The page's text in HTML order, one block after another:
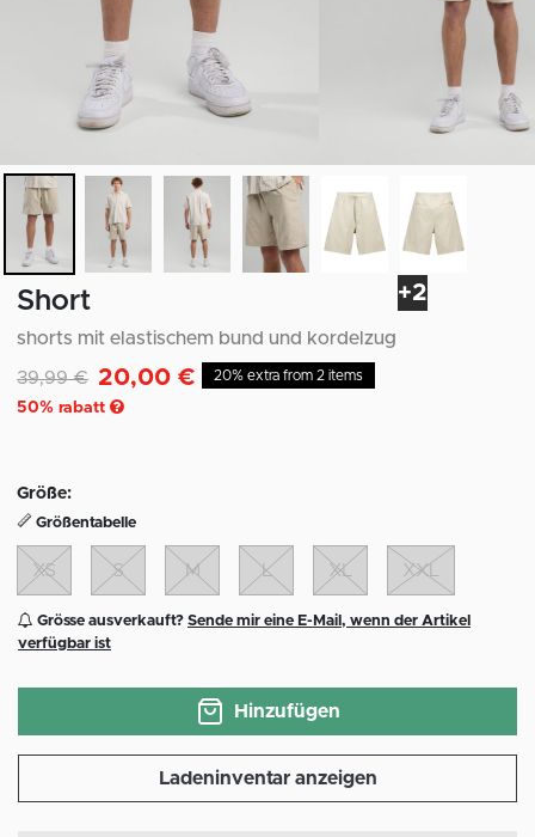
+2
Short
shorts mit elastischem bund und kordelzug
Reduziert von
39,99 €auf20,00 €
50% rabatt
20% extra from 2 items
Größe:
Größentabelle
XS S M L XL XXL
Grösse ausverkauft? Sende mir eine E-Mail, wenn der Artikel
verfügbar ist
Hinzufügen
Ladeninventar anzeigen